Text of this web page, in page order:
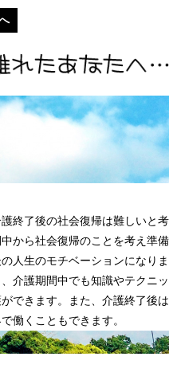
終了後の社会復帰は難しいと考
から社会復帰のことを考え準備
人生のモチベーションになりま
介護期間中でも知識やテクニッ
できます。また、介護終了後は
働くこともできます。